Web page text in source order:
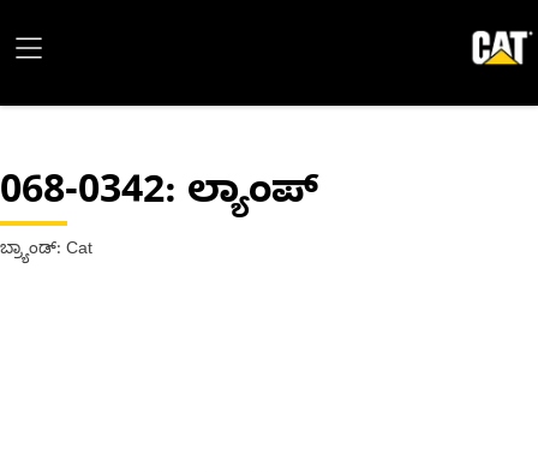
068-0342: ಲ್ಯಾಂಪ್
ಬ್ರ್ಯಾಂಡ್: Cat